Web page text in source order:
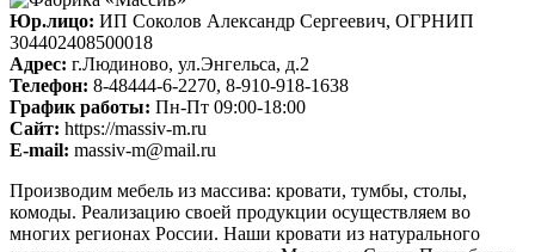
Юр.лицо: ИП Соколов Александр Сергеевич, ОГРНИП
304402408500018
Адрес: г.Людиново, ул.Энгельса, д.2
Телефон: 8-48444-6-2270, 8-910-918-1638
График работы: Пн-Пт 09:00-18:00
Cайт: https://massiv-m.ru
E-mail: massiv-m@mail.ru
Производим мебель из массива: кровати, тумбы, столы,
комоды. Реализацию своей продукции осуществляем во
многих регионах России. Наши кровати из натурального